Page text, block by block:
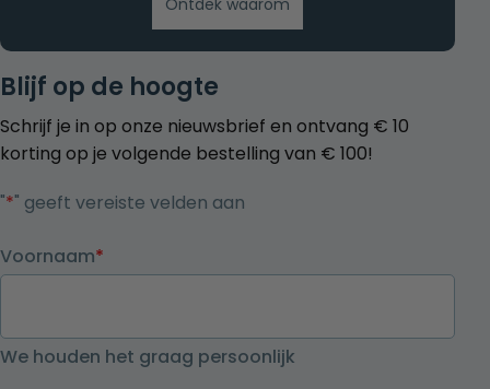
Blijf op de hoogte
Schrijf je in op onze nieuwsbrief en ontvang € 10
korting op je volgende bestelling van € 100!
"*" geeft vereiste velden aan
Voornaam*
We houden het graag persoonlijk